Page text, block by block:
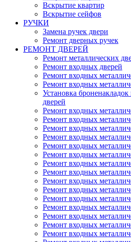
Вскрытие квартир
Вскрытие сейфов
РУЧКИ
Замена ручек двери
Ремонт дверных ручек
РЕМОНТ ДВЕРЕЙ
Ремонт металлических
Ремонт входных дверей
Ремонт входных
Ремонт входных
Установка
дверей
Ремонт входных
Ремонт входных
Ремонт входных
Ремонт входных
Ремонт входных
Ремонт входных
Ремонт входных
Ремонт входных
Ремонт входных
Ремонт входных
Ремонт входных
Ремонт входных
Ремонт входных
Ремонт входных
Ремонт входных